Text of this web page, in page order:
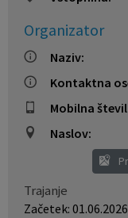
Organizator
Naziv:
Kontaktna
Mobilna
Naslov:
Trajanje
Začetek: 01.06.2026
Katalog informacij